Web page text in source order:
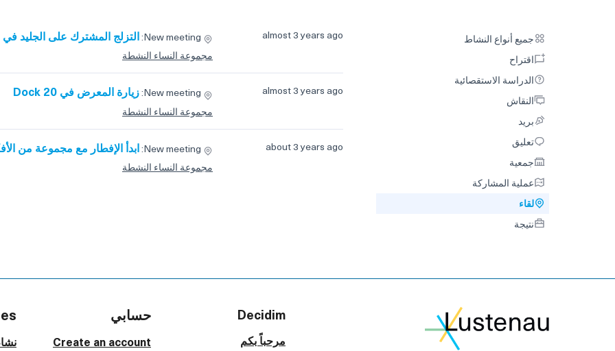
جميع أنواع النشاط
جميع أنواع النشاط
اقتراحاقتراح
الدراسة الاستقصائية
الدراسة الاستقصائية
النقاشالنقاش
بريدبريد
تعليقتعليق
جمعيةجمعية
عملية المشاركة
عملية المشاركة
لقاءلقاء
نتيجةنتيجة
almost 3 years ago التزلج المشترك على الجليد في Rheinhalle
مجموعة النساء النشطة
almost 3 years ago زيارة المعرض في Dock 20
مجموعة النساء النشطة
about 3 years ago ابدأ الإفطار مع مجموعة من
مجموعة النساء النشطة
Decidim
مرحباً بكم
حسابي
Create an account